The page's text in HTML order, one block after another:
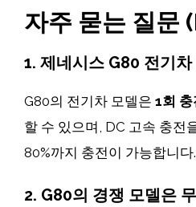
자주 묻는 질문
1. 제네시스 G80 전기
G80의 전기차 모델은 1회
할 수 있으며, DC 고속 충전
80%까지 충전이 가능합니다.
2. G80의 경쟁 모델은